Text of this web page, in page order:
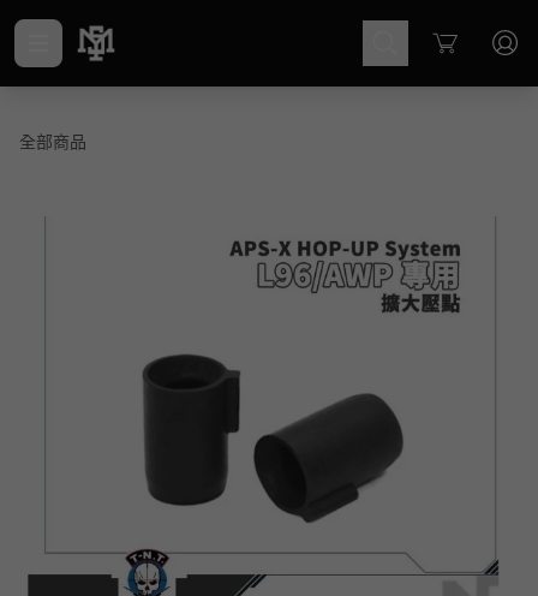
Cart
全部商品